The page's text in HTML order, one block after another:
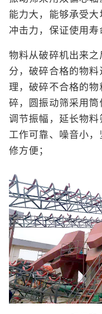
能力大，能够承受
冲击力，保证使用寿
物料从破碎机出来之
分，破碎合格的物
理，破碎不合格的
碎，圆振动筛采用
调节振幅，延长物料
工作可靠、噪音小
修方便；